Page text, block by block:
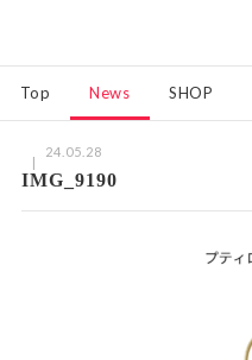
Top News SHOP
24.05.28
IMG_9190